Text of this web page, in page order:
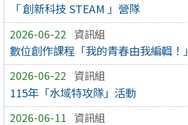
「 創新科技 STEAM 」營隊
2026-06-22 資訊組
數位創作課程「我的青春由我編輯！」
2026-06-22 資訊組
115年「水域特攻隊」活動
2026-06-11 資訊組